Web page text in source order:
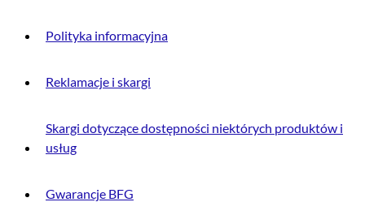
Polityka informacyjna
Reklamacje i skargi
Skargi dotyczące dostępności niektórych produktów i
usług
Gwarancje BFG